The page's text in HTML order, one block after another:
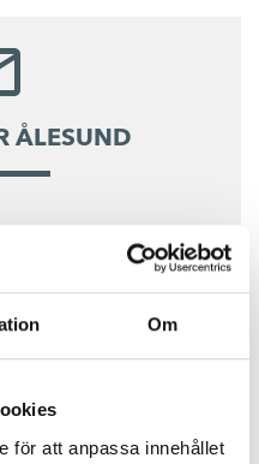
Om
för att anpassa innehållet
ÅLESUND